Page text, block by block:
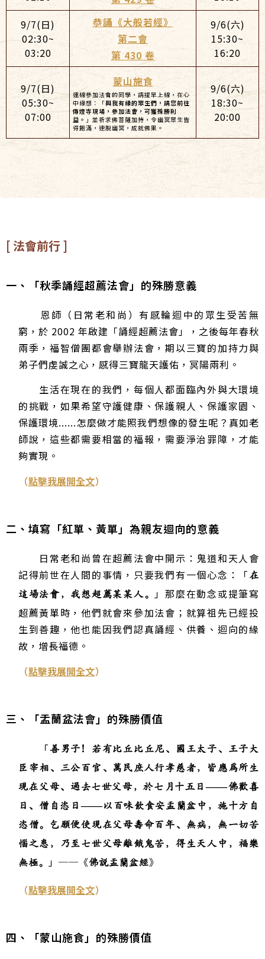
9/7(日)
02:30~
03:20
恭誦《大般若經》
第二會
第 430 卷
9/6(六)
15:30~
16:20
9/7(日)
05:30~
07:00
蒙山施食
連線參加法會的同學，請提早上線，在心
中緣想：「與我有緣的眾生們，請您前往
傳燈寺現場，參加法會，可獲殊勝利
益。 」並祈求佛菩薩加持，令幽冥眾生皆
得飽滿，速脫幽冥，成就佛果。
9/6(六)
18:30~
20:00
[ 法會前行 ]
一、「秋季誦經超薦法會」的殊勝意義
恩師（日常老和尚）有感輪迴中的眾生受苦無
窮，於 2002 年啟建「誦經超薦法會」，之後每年春秋
兩季，福智僧團都會舉辦法會，期以三寶的加持力與
弟子們虔誠之心，感得三寶龍天護佑，冥陽兩利。
生活在現在的我們，每個人都面臨內外與大環境
的挑戰，如果希望守護健康、保護親人、保護家園、
保護環境......怎麼做才能照我們想像的發生呢？真如老
師說，這些都需要相當的福報，需要淨治罪障，才能
夠實現。
（點擊我展開全文）
二、填寫「紅單、黃單」為親友迴向的意義
日常老和尚曾在超薦法會中開示：鬼道和天人會
記得前世在人間的事情，只要我們有一個心念：「 在
這場法會，我想超薦某某人。」那麼在動念或提筆寫
超薦黃單時，他們就會來參加法會；就算祖先已經投
生到善趣，他也能因我們認真誦經、供養、迴向的緣
故，增長福德。
（點擊我展開全文）
三、「盂蘭盆法會」的殊勝價值
「善男子！若有比丘比丘尼、國王太子、王子大
臣宰相、三公百官、萬民庶人行孝慈者，皆應為所生
現在父母、過去七世父母，於七月十五日——佛歡喜
日、僧自恣日——以百味飲食安盂蘭盆中，施十方自
恣僧。乞願便使現在父母壽命百年、無病，無一切苦
惱之患，乃至七世父母離餓鬼苦，得生天人中，福樂
無極。 」──《佛說盂蘭盆經》
（點擊我展開全文）
四、「蒙山施食」的殊勝價值